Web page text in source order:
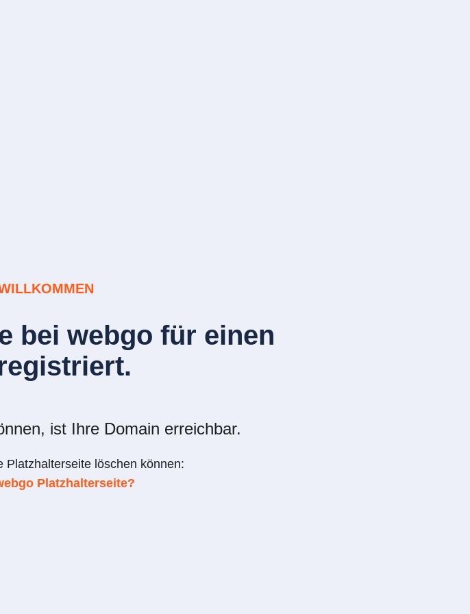
bei webgo für einen
ist Ihre Domain erreichbar.
Platzhalterseite löschen können:
Platzhalterseite?